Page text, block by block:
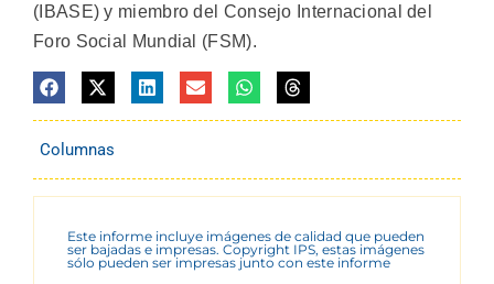
(IBASE) y miembro del Consejo Internacional del
Foro Social Mundial (FSM).
Columnas
Este informe incluye imágenes de calidad que pueden
ser bajadas e impresas. Copyright IPS, estas imágenes
sólo pueden ser impresas junto con este informe